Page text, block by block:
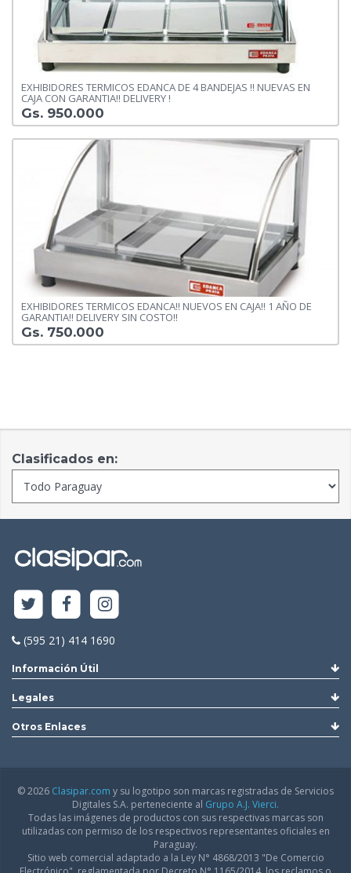
EXHIBIDORES TERMICOS EDANCA DE 4 BANDEJAS !! NUEVAS EN
CAJA CON GARANTIA!! DELIVERY !
Gs. 950.000
EXHIBIDORES TERMICOS EDANCA!! NUEVOS EN CAJA!! 1 AÑO DE
GARANTIA!! DELIVERY SIN COSTO!!
Gs. 750.000
Clasificados en:
(595 21) 414 1690
Información Útil
Legales
Otros Enlaces
© 2026 Clasipar.com y su logotipo son marcas registradas de Servicios
Digitales S.A. perteneciente al Grupo A.J. Vierci.
Todas las imágenes de productos con sus respectivas marcas son
utilizadas con permiso de los respectivos representantes oficiales en
Paraguay.
Sitio web comercial adaptado a la Ley N° 4868/2013 "De Comercio